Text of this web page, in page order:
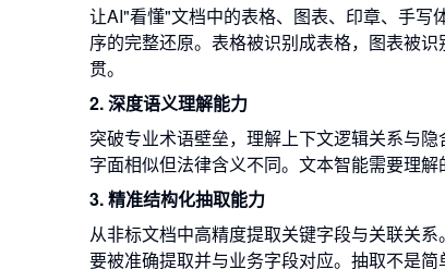
让AI"看懂"文档中的表格、图表、印章、手
序的完整还原。表格被识别成表格，图表被
贯。
2. 深度语义理解能力
突破专业术语壁垒，理解上下文逻辑关系与
字面相似但法律含义不同。文本智能需要理
3. 精准结构化抽取能力
从非标文档中高精度提取关键字段与关联关
要被准确提取并与业务字段对应。抽取不是